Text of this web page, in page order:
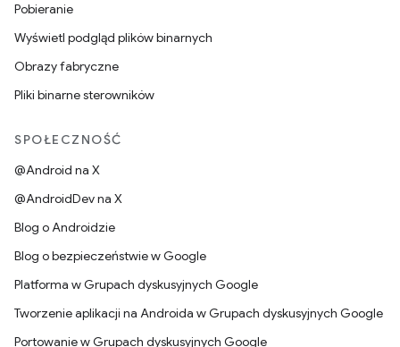
Pobieranie
Wyświetl podgląd plików binarnych
Obrazy fabryczne
Pliki binarne sterowników
SPOŁECZNOŚĆ
@Android na X
@AndroidDev na X
Blog o Androidzie
Blog o bezpieczeństwie w Google
Platforma w Grupach dyskusyjnych Google
Tworzenie aplikacji na Androida w Grupach dyskusyjnych Google
Portowanie w Grupach dyskusyjnych Google